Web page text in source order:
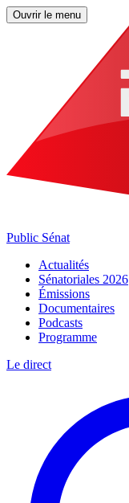
Ouvrir le menu
Public Sénat
Actualités
Sénatoriales 2026
Émissions
Documentaires
Podcasts
Programme
Le direct